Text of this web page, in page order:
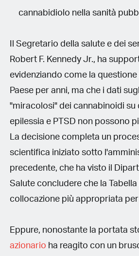
cannabidiolo nella sanità
Il Segretario della salute e dei
Robert F. Kennedy Jr., ha
evidenziando come la questione
Paese per anni, ma che i dati
"miracolosi" dei cannabinoidi su
epilessia e PTSD non possono
La decisione completa un
scientifica iniziato sotto
precedente, che ha visto il
Salute concludere che la Tabella
collocazione più appropriata per
Eppure, nonostante la portata
azionario ha reagito con un